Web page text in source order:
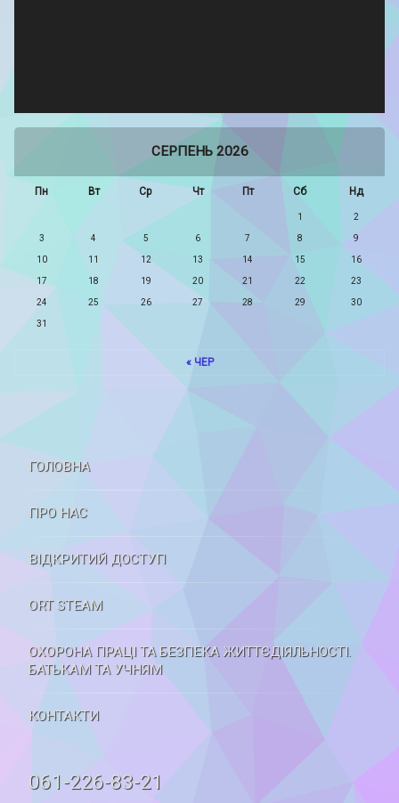
СЕРПЕНЬ 2026
Пн Вт Ср Чт Пт Сб Нд
1 2
3 4 5 6 7 8 9
10 11 12 13 14 15 16
17 18 19 20 21 22 23
24 25 26 27 28 29 30
31
« ЧЕР
ГОЛОВНА
ПРО НАС
ВІДКРИТИЙ ДОСТУП
ORT STEAM
ОХОРОНА ПРАЦІ ТА БЕЗПЕКА ЖИТТЄДІЯЛЬНОСТІ.
БАТЬКАМ ТА УЧНЯМ
КОНТАКТИ
Tel:
061-226-83-21